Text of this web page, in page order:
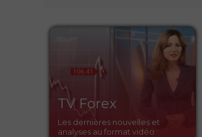
TV Forex
Les dernières nouvelles et
analyses au format vidéo